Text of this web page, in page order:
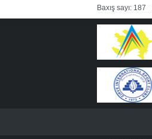
Baxış sayı: 187